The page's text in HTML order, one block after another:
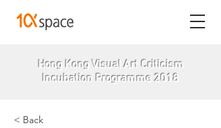
Hong Kong Visual Art Criticism
Incubation Programme 2018
< Back